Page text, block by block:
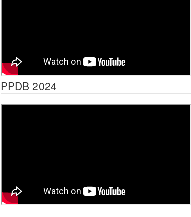
PPDB 2024